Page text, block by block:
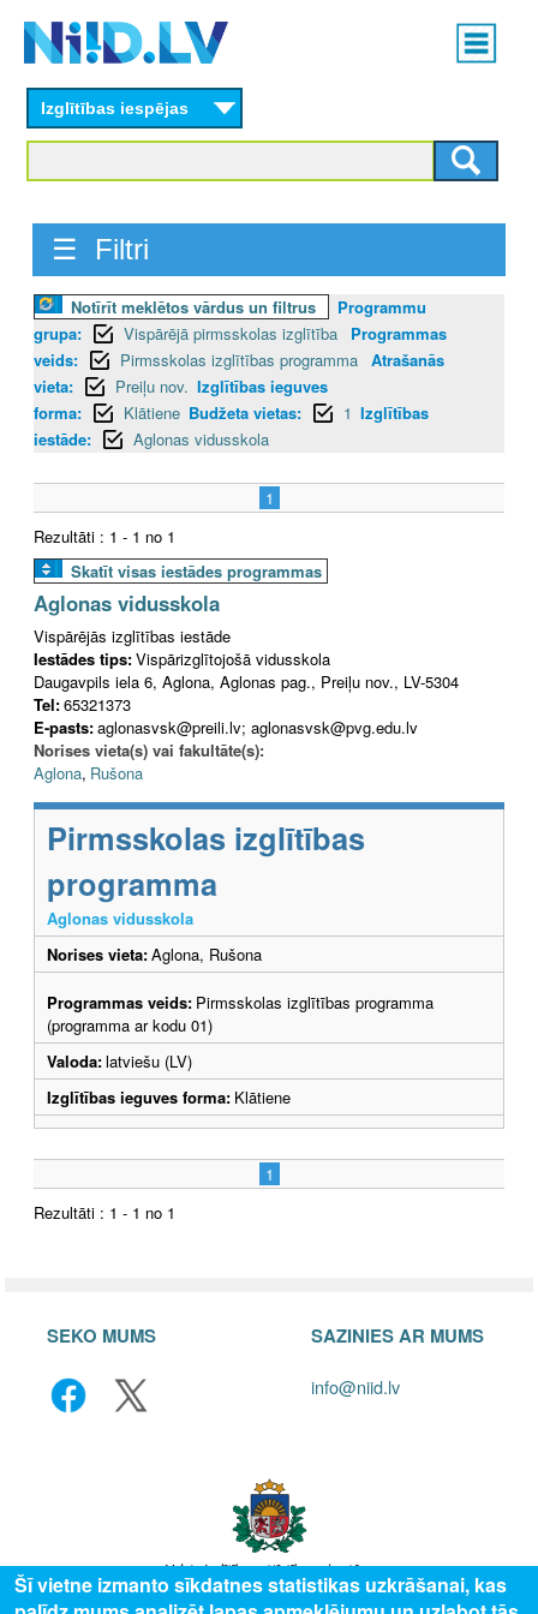
content
Main
menu
Izglītības iespējas
☰ Filtri
Notīrīt meklētos vārdus un filtrus
Programmu
grupa:
Vispārējā pirmsskolas izglītība
Programmas
veids:
Pirmsskolas izglītības programma Atrašanās
vieta:
Preiļu nov. Izglītības ieguves
forma:
Klātiene Budžeta vietas: 1 Izglītības
iestāde:
Aglonas vidusskola
1
Rezultāti : 1 - 1 no 1
Skatīt visas iestādes programmas
Aglonas vidusskola
Vispārējās izglītības iestāde
Iestādes tips:Vispārizglītojošā vidusskola
Daugavpils iela 6, Aglona, Aglonas pag., Preiļu nov., LV-5304
Tel:65321373
E-pasts:aglonasvsk@preili.lv; aglonasvsk@pvg.edu.lv
Norises vieta(s) vai fakultāte(s):
Aglona, Rušona
Pirmsskolas izglītības
programma
Aglonas vidusskola
Norises vieta:Aglona, Rušona
Programmas veids: Pirmsskolas izglītības programma
(programma ar kodu 01)
Valoda:latviešu (LV)
Izglītības ieguves forma: Klātiene
1
Rezultāti : 1 - 1 no 1
SEKO MUMS SAZINIES AR MUMS
info@niid.lv
Šī vietne izmanto sīkdatnes statistikas uzkrāšanai, kas